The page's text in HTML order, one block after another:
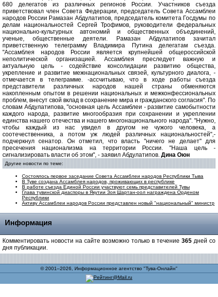
680 делегатов из различных регионов России. Участников съезда
приветствовал член Совета Федерации, председатель Совета Ассамблеи
народов России Рамазан Абдулатипов, председатель комитета Госдумы по
делам национальностей Сергей Трофимов, руководители федеральных
национально-культурных автономий и общественных объединений,
ученые, общественные деятели. Рамазан Абдулатипов зачитал
приветственную телеграмму Владимира Путина делегатам съезда.
"Ассамблея народов России является крупнейшей общероссийской
неполитической организацией. Ассамблея преследует важную и
актуальную цель - содействие консолидации развитию общества,
укрепление и развитие межнациональных связей, культурного диалога, -
отмечается в телеграмме. -ассчитываю, что в ходе работы съезда
представители различных народов нашей страны обменяются
накопленным опытом в решении национальных и межконфессиональных
проблем, внесут свой вклад в сохранение мира и гражданского согласия". По
словам Абдулатипова, "основная цель Ассамблеи - развитие самобытности
каждого народа, развитие многообразия при сохранении и укреплении
единства нашего отечества и нашего многонационального народа". "Нужно,
чтобы каждый из нас увидел в другом не чужого человека, а
соотечественника, а потом уж людей различных национальностей",-
подчеркнул сенатор. Он отметил, что власть "ничего не делает" для
пресечения национализма на территории России. "Наша цель -
сигнализировать власти об этом", - заявил Абдулатипов. Дина Оюн
Другие новости по теме:
Состоялось первое заседание Совета Ассамблеи народов Республики Тыва
В Туве создана Ассамблея народов, проживающих в республике
В работе съезда Единой России участвуют семь представителей Тувы
Глава тувинской диаспоры в Якутии Зоя Шартан-оол награждена Орденом
Республики
Активу Ассамблеи народов России представлен новый "национальный" министр
Информация
Комментировать новости на сайте возможно только в течение 365 дней со
дня публикации.
© 2001–2026, Информационное агентство "Тува-Онлайн"